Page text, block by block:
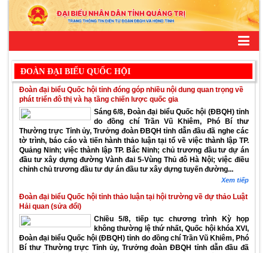
ĐOÀN ĐẠI BIỂU QUỐC HỘI
Đoàn đại biểu Quốc hội tỉnh đóng góp nhiều nội dung quan trọng về
phát triển đô thị và hạ tầng chiến lược quốc gia
Sáng 6/8, Đoàn đại biểu Quốc hội (ĐBQH) tỉnh
do đồng chí Trần Vũ Khiêm, Phó Bí thư
Thường trực Tỉnh ủy, Trưởng đoàn ĐBQH tỉnh dẫn đầu đã nghe các
tờ trình, báo cáo và tiến hành thảo luận tại tổ về việc thành lập TP.
Quảng Ninh; việc thành lập TP. Bắc Ninh; chủ trương đầu tư dự án
đầu tư xây dựng đường Vành đai 5-Vùng Thủ đô Hà Nội; việc điều
chỉnh chủ trương đầu tư dự án đầu tư xây dựng tuyến đường...
Xem tiếp
Đoàn đại biểu Quốc hội tỉnh thảo luận tại hội trường về dự thảo Luật
Hải quan (sửa đổi)
Chiều 5/8, tiếp tục chương trình Kỳ họp
không thường lệ thứ nhất, Quốc hội khóa XVI,
Đoàn đại biểu Quốc hội (ĐBQH) tỉnh do đồng chí Trần Vũ Khiêm, Phó
Bí thư Thường trực Tỉnh ủy, Trưởng đoàn ĐBQH tỉnh dẫn đầu đã